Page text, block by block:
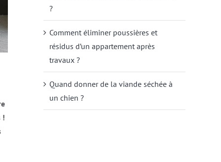
!
?
Comment éliminer poussières et
résidus d’un appartement après
travaux ?
Quand donner de la viande séchée à
un chien ?